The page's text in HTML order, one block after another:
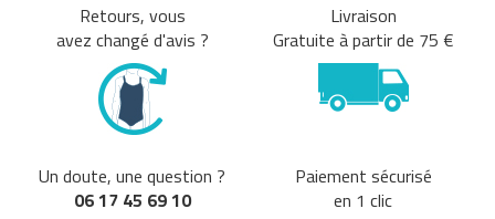
Retours, vous
avez changé d'avis ?
Livraison
Gratuite à partir de 75 €
Un doute, une question ?
06 17 45 69 10
Paiement sécurisé
en 1 clic